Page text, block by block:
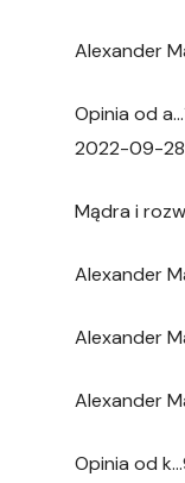
Alexander
Opinia od
2022-09-28
Mądra i
Alexander
Alexander
Alexander
Opinia od